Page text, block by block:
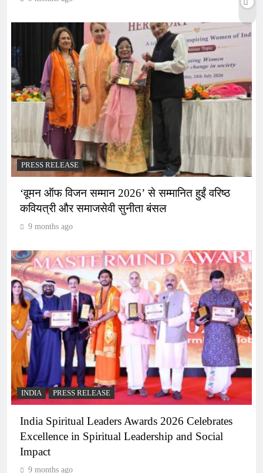
PRESS RELEASE
‘वूमन ऑफ विजन सम्मान 2026’ से सम्मानित हुईं वरिष्ठ
कवियत्री और समाजसेवी सुनीता बंसल
9 months ago
INDIA PRESS RELEASE
India Spiritual Leaders Awards 2026 Celebrates
Excellence in Spiritual Leadership and Social
Impact
9 months ago